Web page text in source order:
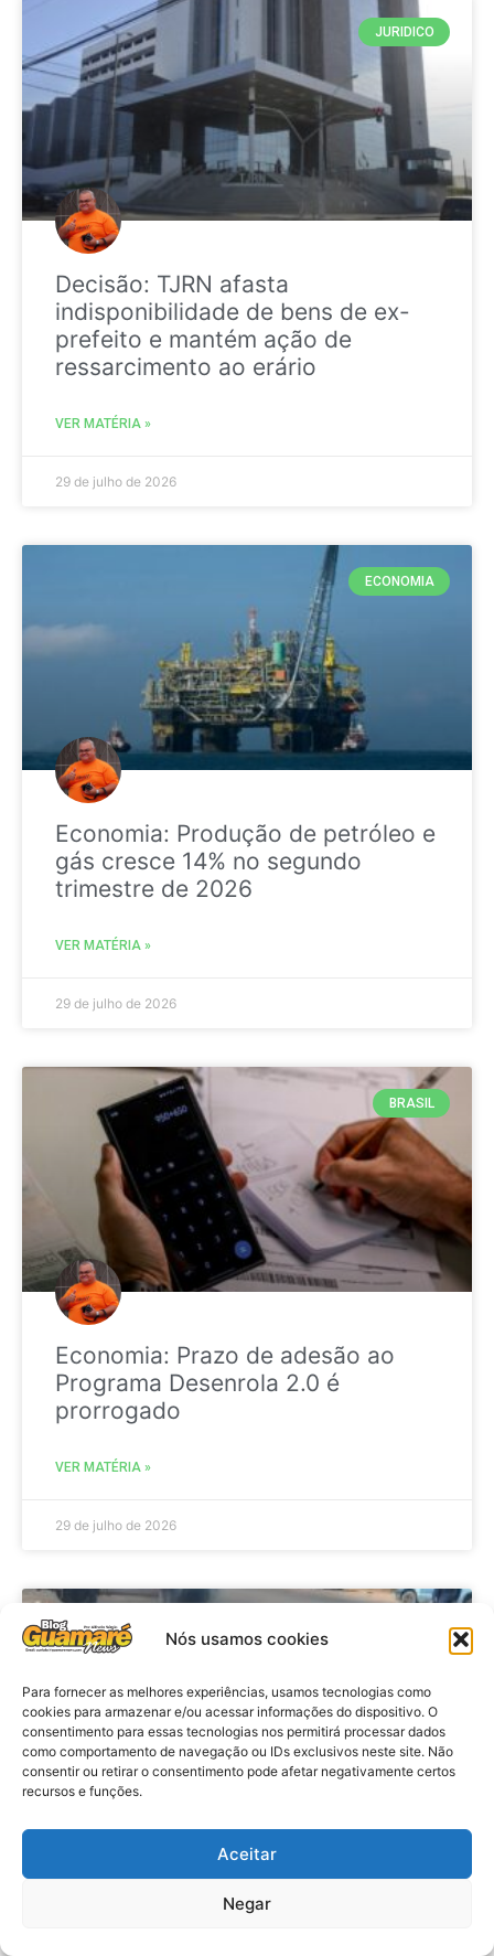
Nós usamos cookies
Para fornecer as melhores experiências, usamos tecnologias como
cookies para armazenar e/ou acessar informações do dispositivo. O
consentimento para essas tecnologias nos permitirá processar dados
como comportamento de navegação ou IDs exclusivos neste site. Não
consentir ou retirar o consentimento pode afetar negativamente certos
recursos e funções.
Aceitar
Negar
JURIDICO
Decisão: TJRN afasta
indisponibilidade de bens de ex-
prefeito e mantém ação de
ressarcimento ao erário
VER MATÉRIA »
29 de julho de 2026
ECONOMIA
Economia: Produção de petróleo e
gás cresce 14% no segundo
trimestre de 2026
VER MATÉRIA »
29 de julho de 2026
BRASIL
Economia: Prazo de adesão ao
Programa Desenrola 2.0 é
prorrogado
VER MATÉRIA »
29 de julho de 2026
Acidente: A caminho do trabalho
professora se envolve em